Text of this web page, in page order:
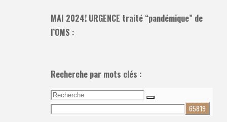
MAI 2024! URGENCE traité “pandémique” de
l’OMS :
Recherche par mots clés :
Recherche
pour:
Recherche